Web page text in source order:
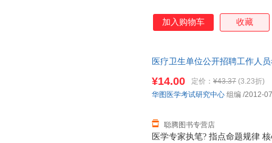
加入购物车 收藏
医疗卫生单位公开招聘工作人
流便捷，下单秒杀，欢迎选购！
医学专家执笔? 指点命题规律
¥14.00 定价： ¥43.37 (3.23折)
聪腾图书专营店
华图医学考试研究中心 组编 /2012-